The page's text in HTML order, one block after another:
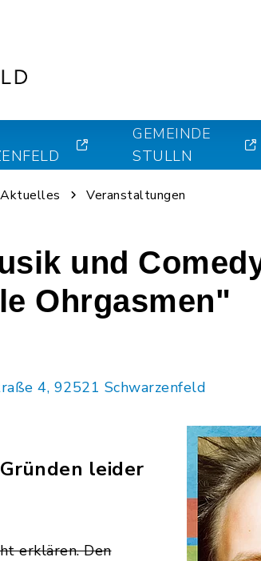
GEMEINDE
STULLN
Veranstaltungen
und
Ohrgasmen"
4, 92521 Schwarzenfeld
leider
erklären. Den